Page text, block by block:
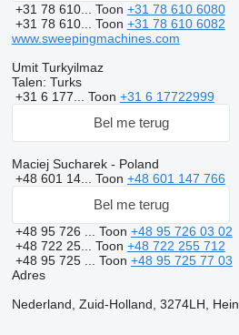
+31 78 610... Toon +31 78 610 6080
+31 78 610... Toon +31 78 610 6082
www.sweepingmachines.com
Umit Turkyilmaz
Talen: Turks
+31 6 177... Toon +31 6 17722999
Bel me terug
Maciej Sucharek - Poland
+48 601 14... Toon +48 601 147 766
Bel me terug
+48 95 726 ... Toon +48 95 726 03 02
+48 722 25... Toon +48 722 255 712
+48 95 725 ... Toon +48 95 725 77 03
Adres
Nederland, Zuid-Holland, 3274LH,